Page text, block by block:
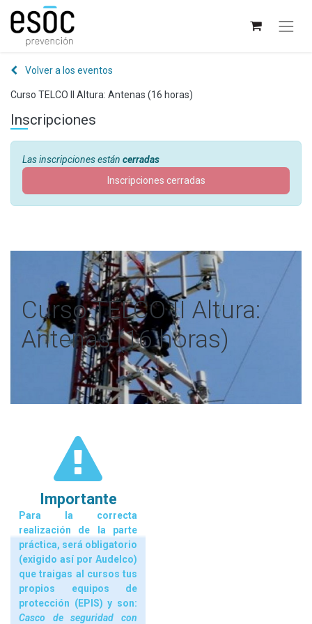
Volver a los eventos
Curso TELCO II Altura: Antenas (16 horas)
Inscripciones
Las inscripciones están cerradas
Inscripciones cerradas
Curso TELCO II Altura:
Antenas (16 horas)
Importante
Para la correcta
realización de la parte
práctica, será obligatorio
(exigido así por Audelco)
que traigas al cursos tus
propios equipos de
protección (EPIS) y son:
Casco de seguridad con